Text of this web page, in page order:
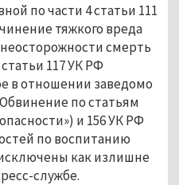
по части 4 статьи 111
тяжкого вреда
смерть
117 УК РФ
в отношении заведомо
по статьям
и 156 УК РФ
по воспитанию
как излишне
службе.